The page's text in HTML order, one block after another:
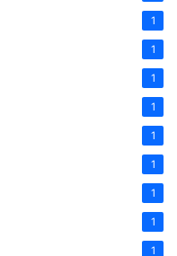
1
1
1
1
1
1
1
1
1